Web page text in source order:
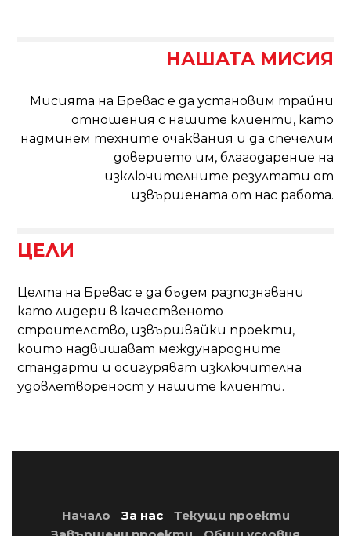
НАШАТА МИСИЯ
Мисията на Бревас е да установим трайни
отношения с нашите клиенти, като
надминем техните очаквания и да спечелим
доверието им, благодарение на
изключителните резултати от
извършената от нас работа.
ЦЕЛИ
Целта на Бревас е да бъдем разпознавани
като лидери в качественото
строителство, извършвайки проекти,
които надвишават международните
стандарти и осигуряват изключителна
удовлетвореност у нашите клиенти.
Начало За нас
Текущи проекти